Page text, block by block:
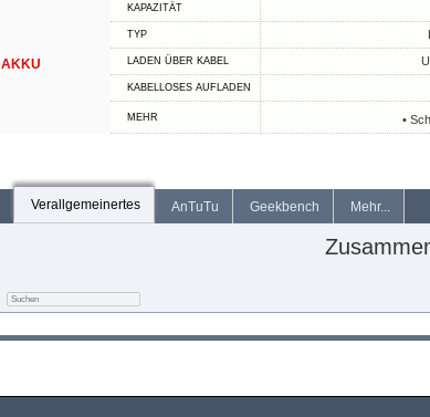
AKKU
KAPAZITÄT
TYP
LADEN ÜBER KABEL
KABELLOSES AUFLADEN
MEHR •
Verallgemeinertes AnTuTu Geekbench Mehr...